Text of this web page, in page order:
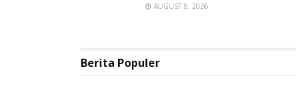
AUGUST 8, 2026
Berita Populer